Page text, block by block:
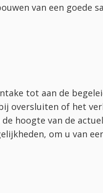
van een goede
tot aan de
oversluiten of het
hoogte van de
om u van